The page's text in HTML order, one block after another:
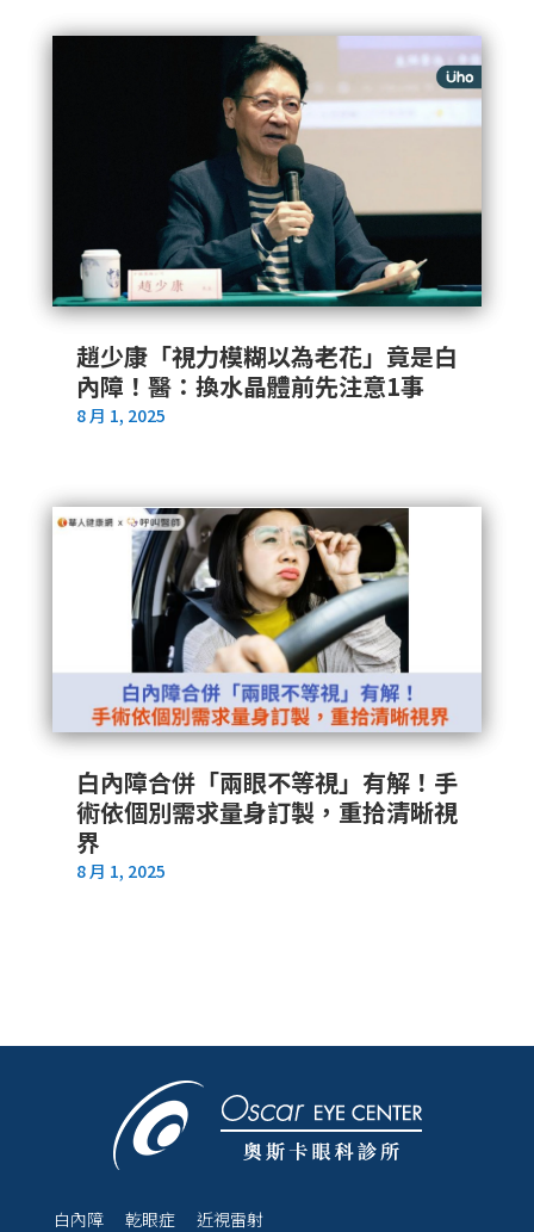
趙少康「視力模糊以為老花」竟是白
內障！醫：換水晶體前先注意1事
8 月 1, 2025
白內障合併「兩眼不等視」有解！手
術依個別需求量身訂製，重拾清晰視
界
8 月 1, 2025
白內障 乾眼症 近視雷射